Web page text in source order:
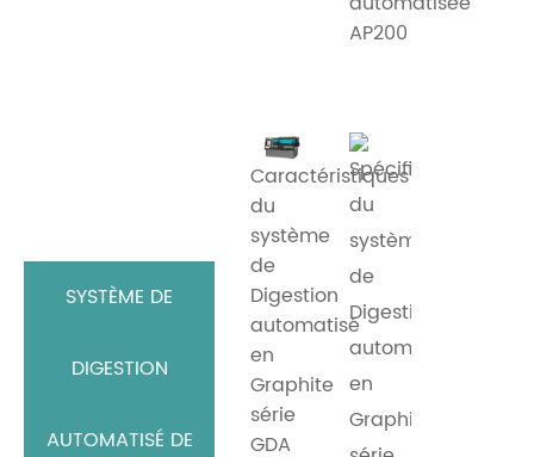
AP200
SYSTÈME DE
DIGESTION
AUTOMATISÉ DE
Caractéristiques
du
système
de
Digestion
automatisé
en
Graphite
série
GDA